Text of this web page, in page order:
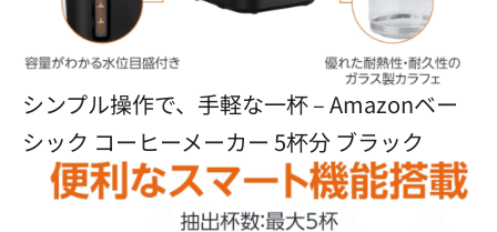
シンプル操作で、手軽な一杯 – Amazonベー
シック コーヒーメーカー 5杯分 ブラック